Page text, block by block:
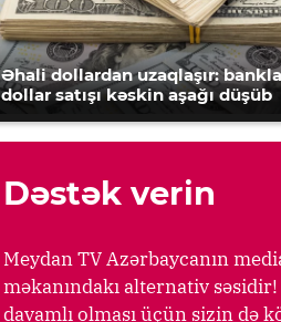
Əhali dollardan uzaqlaşır:
dollar satışı kəskin aşağı düşüb
Dəstək verin
Meydan TV Azərbaycanın
məkanındakı alternativ
davamlı olması üçün sizin də